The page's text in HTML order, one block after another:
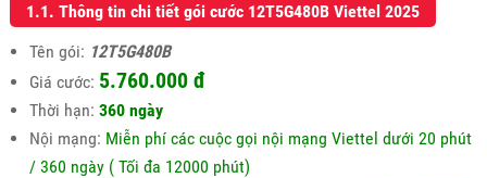
1.1. Thông tin chi tiết gói cước 12T5G480B Viettel 2025
Tên gói: 12T5G480B
Giá cước: 5.760.000 đ
Thời hạn: 360 ngày
Nội mạng: Miễn phí các cuộc gọi nội mạng Viettel dưới 20 phút
/ 360 ngày ( Tối đa 12000 phút)